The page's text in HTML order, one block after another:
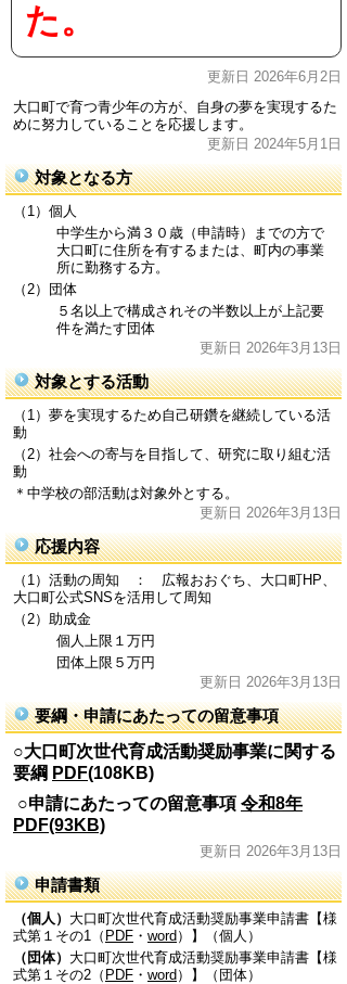
た。
更新日 2026年6月2日
大口町で育つ青少年の方が、自身の夢を実現するた
めに努力していることを応援します。
更新日 2024年5月1日
対象となる方
（1）個人
中学生から満３０歳（申請時）までの方で
大口町に住所を有するまたは、町内の事業
所に勤務する方。
（2）団体
５名以上で構成されその半数以上が上記要
件を満たす団体
更新日 2026年3月13日
対象とする活動
（1）夢を実現するため自己研鑽を継続している活
動
（2）社会への寄与を目指して、研究に取り組む活
動
＊中学校の部活動は対象外とする。
更新日 2026年3月13日
応援内容
（1）活動の周知 ： 広報おおぐち、大口町HP、
大口町公式SNSを活用して周知
（2）助成金
個人上限１万円
団体上限５万円
更新日 2026年3月13日
要綱・申請にあたっての留意事項
○大口町次世代育成活動奨励事業に関する
要綱 PDF(108KB)
○申請にあたっての留意事項 令和8年
PDF(93KB)
更新日 2026年3月13日
申請書類
（個人） 大口町次世代育成活動奨励事業申請書【様
式第１その1（ PDF ・ word ）】（個人）
（団体） 大口町次世代育成活動奨励事業申請書【様
式第１その2（ PDF ・ word ）】（団体）